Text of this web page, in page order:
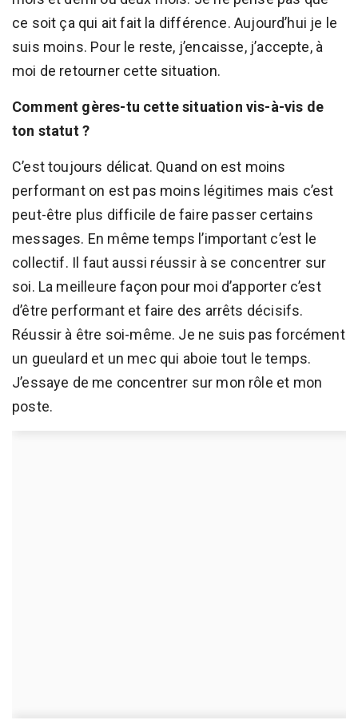
ce soit ça qui ait fait la différence. Aujourd’hui je le
suis moins. Pour le reste, j’encaisse, j’accepte, à
moi de retourner cette situation.
Comment gères-tu cette situation vis-à-vis de
ton statut ?
C’est toujours délicat. Quand on est moins
performant on est pas moins légitimes mais c’est
peut-être plus difficile de faire passer certains
messages. En même temps l’important c’est le
collectif. Il faut aussi réussir à se concentrer sur
soi. La meilleure façon pour moi d’apporter c’est
d’être performant et faire des arrêts décisifs.
Réussir à être soi-même. Je ne suis pas forcément
un gueulard et un mec qui aboie tout le temps.
J’essaye de me concentrer sur mon rôle et mon
poste.